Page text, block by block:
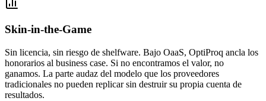
Skin-in-the-Game
Sin licencia, sin riesgo de shelfware. Bajo OaaS, OptiProq ancla los
honorarios al business case. Si no encontramos el valor, no
ganamos. La parte audaz del modelo que los proveedores
tradicionales no pueden replicar sin destruir su propia cuenta de
resultados.